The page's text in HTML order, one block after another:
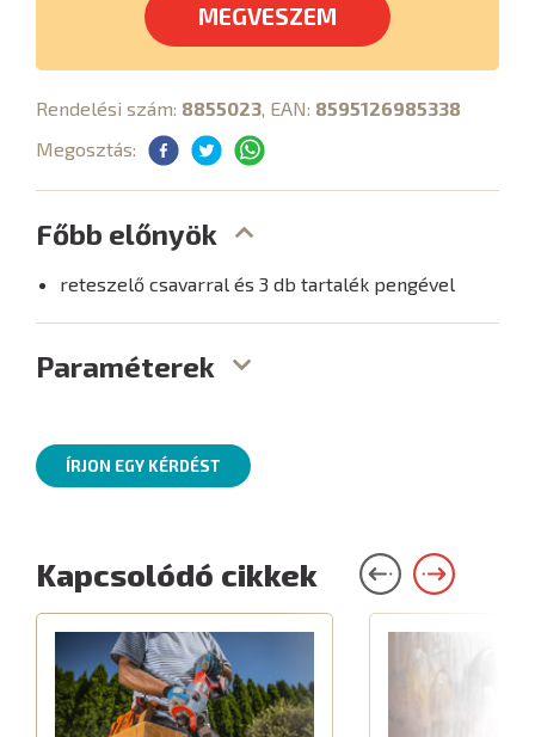
MEGVESZEM
Rendelési szám: 8855023 , EAN: 8595126985338
Megosztás:
Főbb előnyök
reteszelő csavarral és 3 db tartalék pengével
Paraméterek
ÍRJON EGY KÉRDÉST
Kapcsolódó cikkek